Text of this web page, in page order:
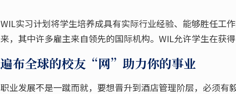
WIL实习计划将学生培养成具有实际行业经验、能够胜任工
来，其中许多雇主来自领先的国际机构。WIL允许学生在获
遍布全球的校友“网”助力你的事业
职业发展不是一蹴而就，要想晋升到酒店管理阶层，必须有